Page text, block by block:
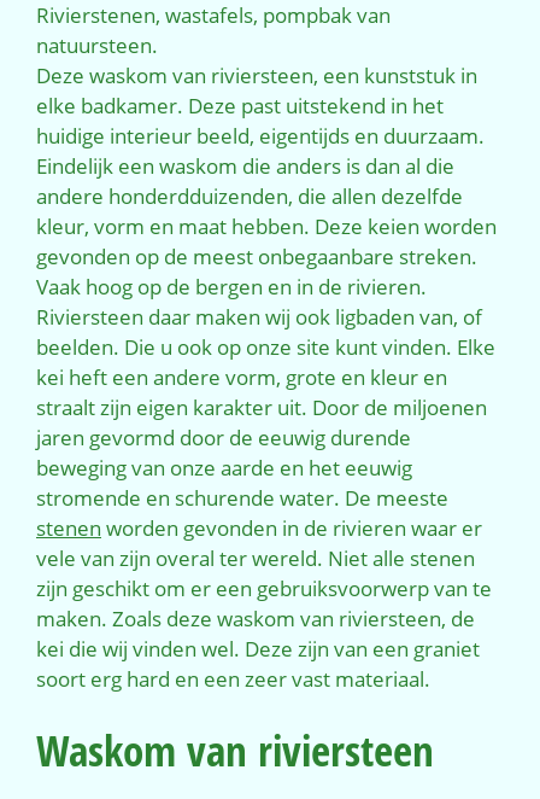
Rivierstenen, wastafels, pompbak van
natuursteen.
Deze waskom van riviersteen, een kunststuk in
elke badkamer. Deze past uitstekend in het
huidige interieur beeld, eigentijds en duurzaam.
Eindelijk een waskom die anders is dan al die
andere honderdduizenden, die allen dezelfde
kleur, vorm en maat hebben. Deze keien worden
gevonden op de meest onbegaanbare streken.
Vaak hoog op de bergen en in de rivieren.
Riviersteen daar maken wij ook ligbaden van, of
beelden. Die u ook op onze site kunt vinden. Elke
kei heft een andere vorm, grote en kleur en
straalt zijn eigen karakter uit. Door de miljoenen
jaren gevormd door de eeuwig durende
beweging van onze aarde en het eeuwig
stromende en schurende water. De meeste
stenen worden gevonden in de rivieren waar er
vele van zijn overal ter wereld. Niet alle stenen
zijn geschikt om er een gebruiksvoorwerp van te
maken. Zoals deze waskom van riviersteen, de
kei die wij vinden wel. Deze zijn van een graniet
soort erg hard en een zeer vast materiaal.
Waskom van riviersteen